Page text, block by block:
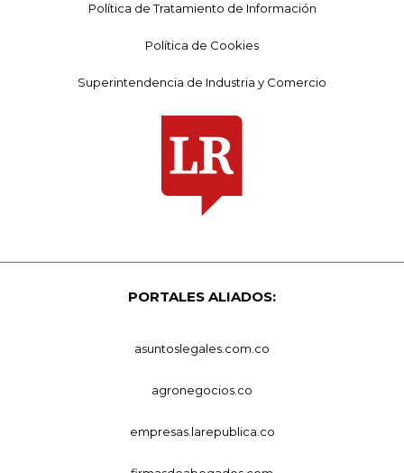
Política de Tratamiento de Información
Política de Cookies
Superintendencia de Industria y Comercio
PORTALES ALIADOS:
asuntoslegales.com.co
agronegocios.co
empresas.larepublica.co